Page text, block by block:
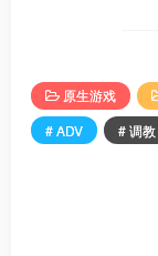
“基于电能的超回
可是，必须利用
原生游戏
# ADV
# 调教